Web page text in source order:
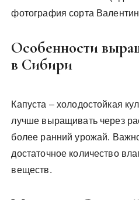
фотография сорта
Особенности
в Сибири
Капуста – холодостойкая
лучше выращивать через
более ранний урожай.
достаточное количество
веществ.